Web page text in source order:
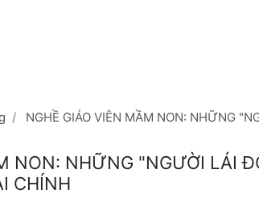
NGHỀ GIÁO VIÊN MẦM NON: NHỮNG
NON: NHỮNG "NGƯỜI LÁI
CHÍNH